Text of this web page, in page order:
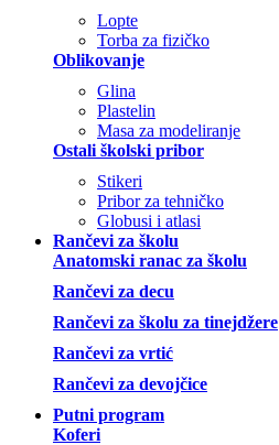
Lopte
Torba za fizičko
Oblikovanje
Glina
Plastelin
Masa za modeliranje
Ostali školski pribor
Stikeri
Pribor za tehničko
Globusi i atlasi
Rančevi za školu
Anatomski ranac za školu
Rančevi za decu
Rančevi za školu za tinejdžere
Rančevi za vrtić
Rančevi za devojčice
Putni program
Koferi